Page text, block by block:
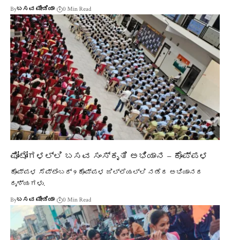
Byಬಸವ ಮೀಡಿಯಾ 0 Min Read
ಫೋಟೋಗಳಲ್ಲಿ ಬಸವ ಸಂಸ್ಕೃತಿ ಅಭಿಯಾನ – ಕೊಪ್ಪಳ
ಕೊಪ್ಪಳ ಸೆಪ್ಟೆಂಬರ್ 9 ಕೊಪ್ಪಳ ಜಿಲ್ಲೆಯಲ್ಲಿ ನಡೆದ ಅಭಿಯಾನದ
ದೃಶ್ಯಗಳು.
Byಬಸವ ಮೀಡಿಯಾ 0 Min Read